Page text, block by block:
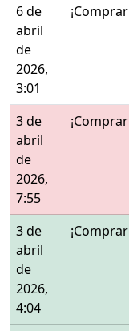
6 de
abril
de
2026,
3:01
¡Comprar
3 de
abril
de
2026,
7:55
¡Comprar
3 de
abril
de
2026,
4:04
¡Comprar